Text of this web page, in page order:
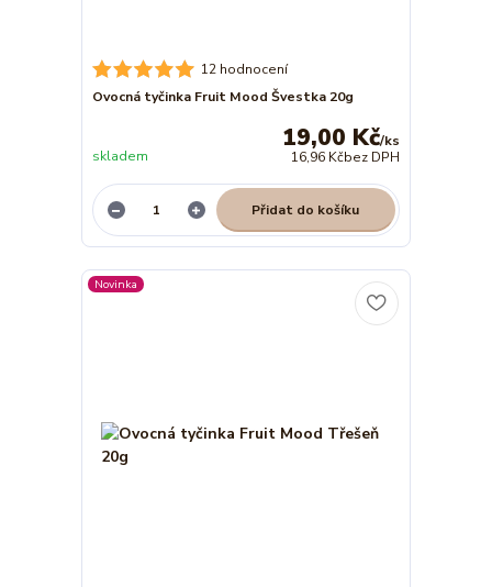
12 hodnocení
Ovocná tyčinka Fruit Mood Švestka 20g
19,00 Kč/ks
16,96 Kčbez DPH
skladem
Přidat do košíku
Novinka